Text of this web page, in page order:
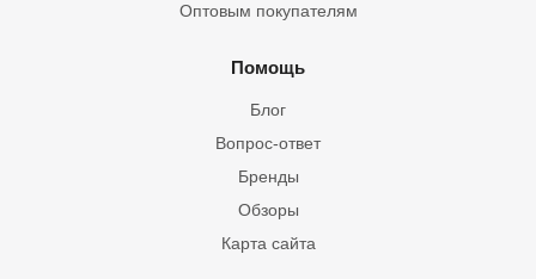
Оптовым покупателям
Помощь
Блог
Вопрос-ответ
Бренды
Обзоры
Карта сайта